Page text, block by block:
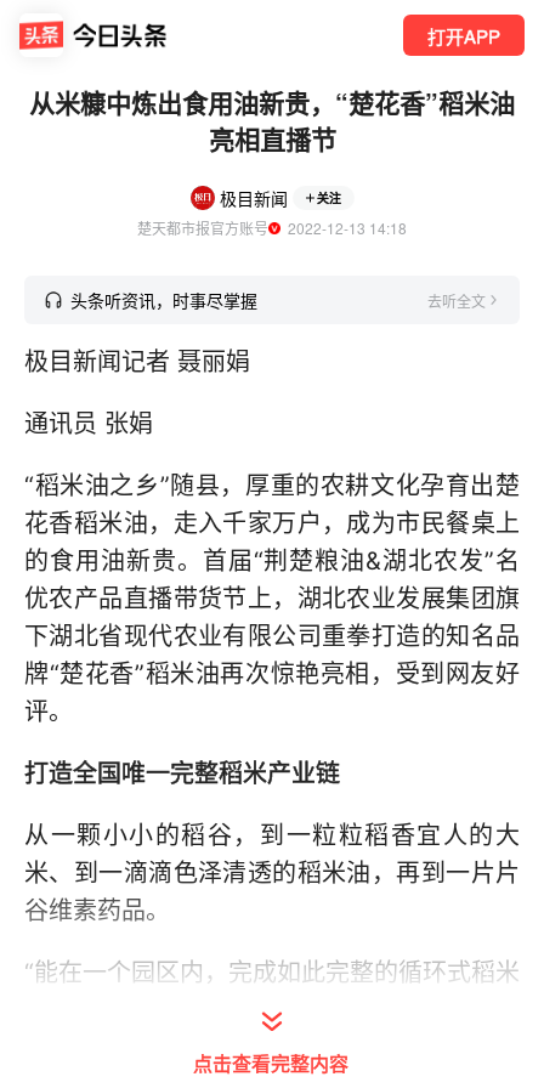
打开APP
从米糠中炼出食用油新贵，“楚花香”稻米油
亮相直播节
极目新闻 关注
楚天都市报官方账号
  2022-12-13 14:18
头条听资讯，时事尽掌握 去听全文
极目新闻记者 聂丽娟
通讯员 张娟
“稻米油之乡”随县，厚重的农耕文化孕育出楚
花香稻米油，走入千家万户，成为市民餐桌上
的食用油新贵。首届“荆楚粮油&湖北农发”名
优农产品直播带货节上，湖北农业发展集团旗
下湖北省现代农业有限公司重拳打造的知名品
牌“楚花香”稻米油再次惊艳亮相，受到网友好
评。
打造全国唯一完整稻米产业链
从一颗小小的稻谷，到一粒粒稻香宜人的大
米、到一滴滴色泽清透的稻米油，再到一片片
谷维素药品。
“能在一个园区内，完成如此完整的循环式稻米
产业链，全国的粮油企业中，我们是唯一一
家。”湖北省现代农业有限公司副总经理韩光伟
点击查看完整内容